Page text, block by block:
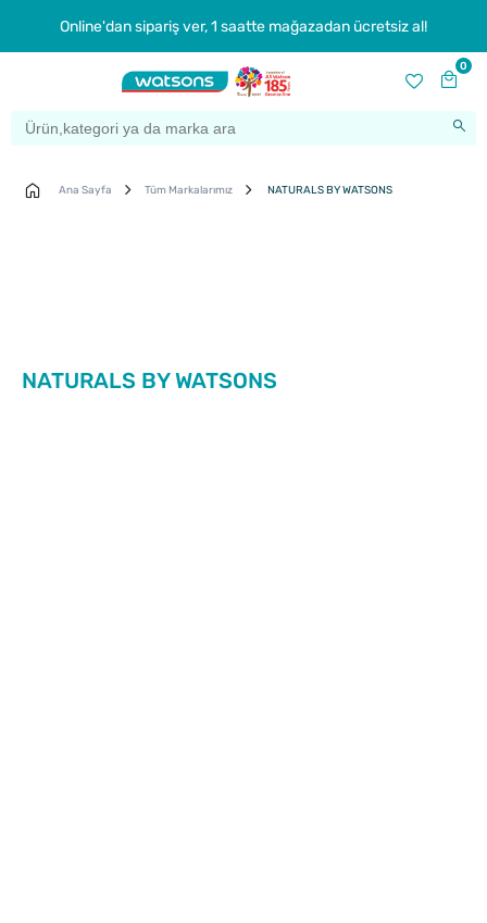
Online'dan sipariş ver, 1 saatte mağazadan ücretsiz al!
0
Ana Sayfa Tüm Markalarımız NATURALS BY WATSONS
NATURALS BY WATSONS